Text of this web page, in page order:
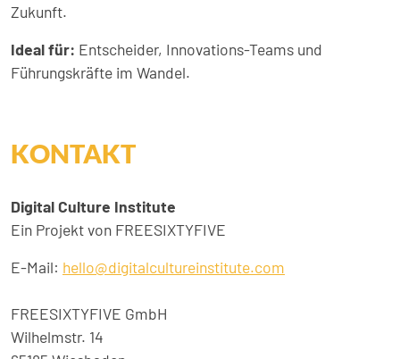
Zukunft.
Ideal für: Entscheider, Innovations-Teams und
Führungskräfte im Wandel.
KONTAKT
Digital Culture Institute
Ein Projekt von FREESIXTYFIVE
E-Mail: hello@digitalcultureinstitute.com
FREESIXTYFIVE GmbH
Wilhelmstr. 14